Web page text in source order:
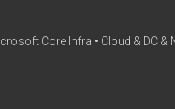
Core Infra • Cloud & DC